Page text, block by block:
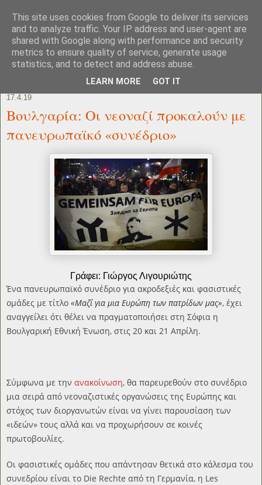
17.4.19
Βουλγαρία: Οι νεοναζί προκαλούν με
πανευρωπαϊκό «συνέδριο»
Γράφει: Γιώργος Λιγουριώτης
Ένα πανευρωπαϊκό συνέδριο για ακροδεξιές και φασιστικές
ομάδες με τίτλο «Μαζί για μια Ευρώπη των πατρίδων μας», έχει
αναγγείλει ότι θέλει να πραγματοποιήσει στη Σόφια η
Βουλγαρική Εθνική Ένωση, στις 20 και 21 Απρίλη.
Σύμφωνα με την ανακοίνωση, θα παρευρεθούν στο συνέδριο
μια σειρά από νεοναζιστικές οργανώσεις της Ευρώπης και
στόχος των διοργανωτών είναι να γίνει παρουσίαση των
«ιδεών» τους αλλά και να προχωρήσουν σε κοινές
πρωτοβουλίες.
Οι φασιστικές ομάδες που απάντησαν θετικά στο κάλεσμα του
συνεδρίου είναι το Die Rechte από τη Γερμανία, η Les
This site uses cookies from Google to deliver its services
and to analyze traffic. Your IP address and user-agent are
shared with Google along with performance and security
metrics to ensure quality of service, generate usage
statistics, and to detect and address abuse.
LEARN MORE GOT IT